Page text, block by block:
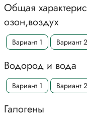
Общая
озон,воздух
Вариант 1 Вариант 2
Водород и вода
Вариант 1 Вариант 2
Галогены